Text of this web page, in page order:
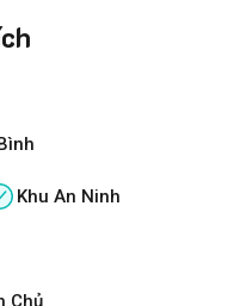
Khu An Ninh
Chủ